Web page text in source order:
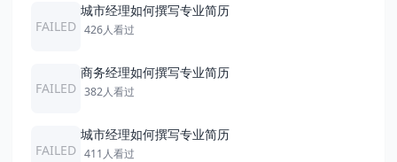
FAILED
城市经理如何撰写专业简历
426人看过
FAILED
商务经理如何撰写专业简历
382人看过
FAILED
城市经理如何撰写专业简历
411人看过